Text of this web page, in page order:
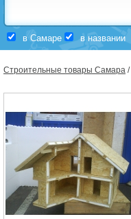
в Самаре в названии
Строительные товары Самара /